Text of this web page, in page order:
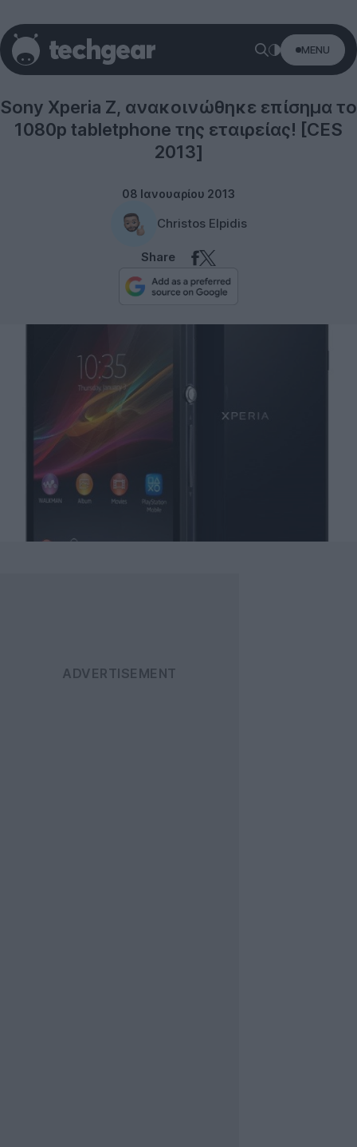
MENU
Sony Xperia Z, ανακοινώθηκε επίσημα το
1080p tabletphone της εταιρείας! [CES
2013]
08 Ιανουαρίου 2013
Christos Elpidis
Share